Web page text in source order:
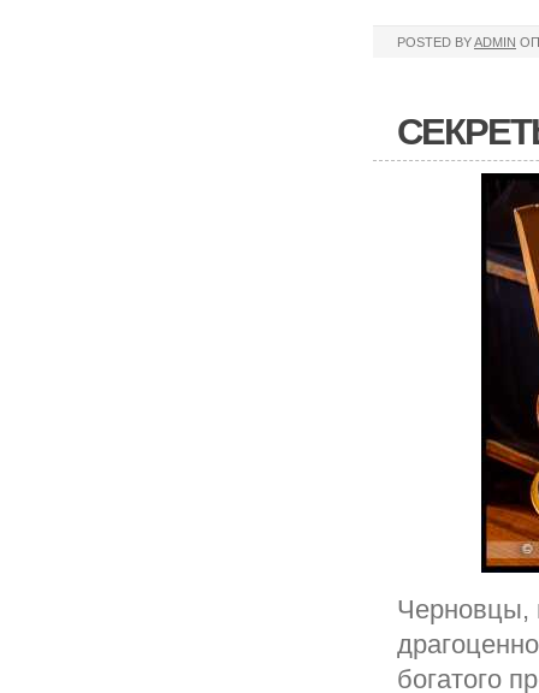
POSTED BYADMIN
Черновцы,
богатого